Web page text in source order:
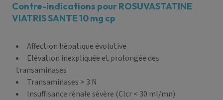
Contre-indications pour ROSUVASTATINE
VIATRIS SANTE 10 mg cp
Affection hépatique évolutive
Elévation inexpliquée et prolongée des
transaminases
Transaminases > 3 N
Insuffisance rénale sévère (Clcr < 30 ml/mn)